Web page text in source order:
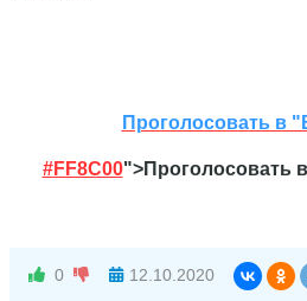
Проголосовать в
#FF8C00">Проголосовать
0 12.10.2020